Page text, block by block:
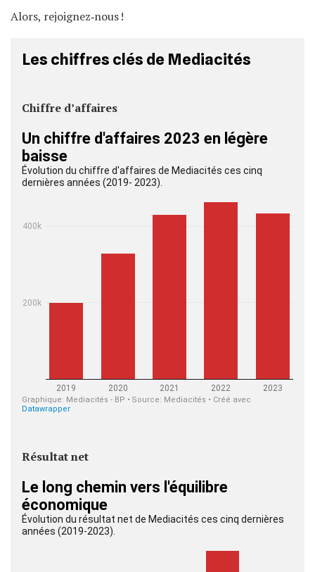
Alors, rejoignez‐nous !
Les chiffres clés de Mediacités
Chiffre d’affaires
Résultat net